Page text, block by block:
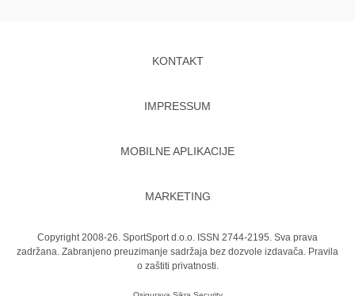
KONTAKT
IMPRESSUM
MOBILNE APLIKACIJE
MARKETING
Copyright 2008-26. SportSport d.o.o. ISSN 2744-2195. Sva prava
zadržana. Zabranjeno preuzimanje sadržaja bez dozvole izdavača. Pravila
o zaštiti privatnosti.